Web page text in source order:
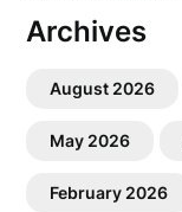
Archives
August 2026
May 2026
February 2026